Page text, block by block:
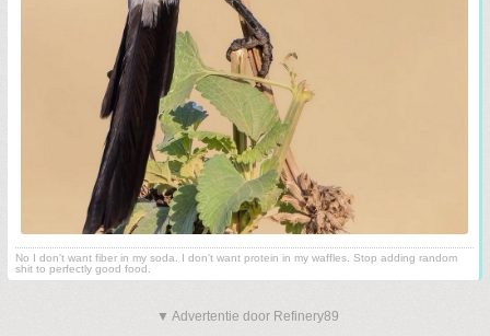
No I don't want fiber in my soda. I don't want protein in my waffles. Stop adding random
shit to perfectly good food.
▼ Advertentie door Refinery89